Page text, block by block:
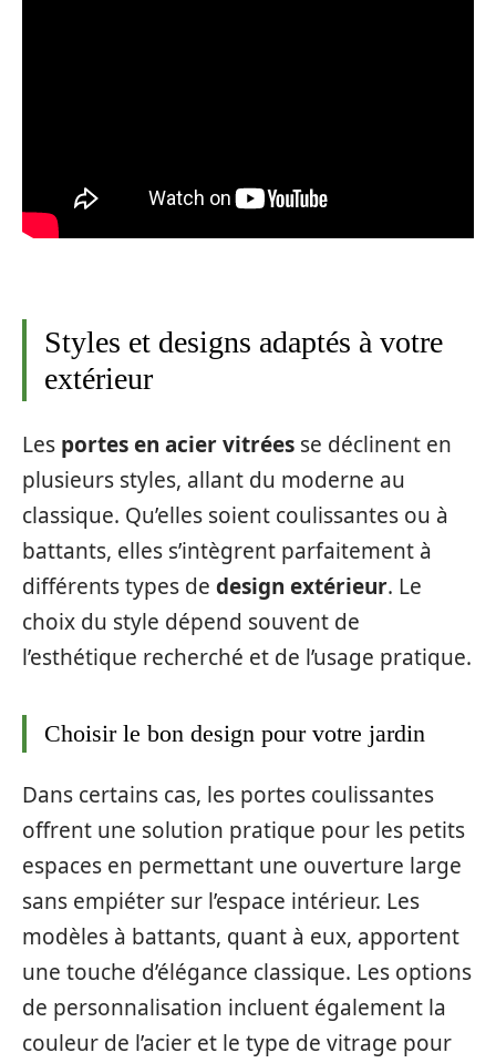
Styles et designs adaptés à votre
extérieur
Les portes en acier vitrées se déclinent en
plusieurs styles, allant du moderne au
classique. Qu’elles soient coulissantes ou à
battants, elles s’intègrent parfaitement à
différents types de design extérieur. Le
choix du style dépend souvent de
l’esthétique recherché et de l’usage pratique.
Choisir le bon design pour votre jardin
Dans certains cas, les portes coulissantes
offrent une solution pratique pour les petits
espaces en permettant une ouverture large
sans empiéter sur l’espace intérieur. Les
modèles à battants, quant à eux, apportent
une touche d’élégance classique. Les options
de personnalisation incluent également la
couleur de l’acier et le type de vitrage pour